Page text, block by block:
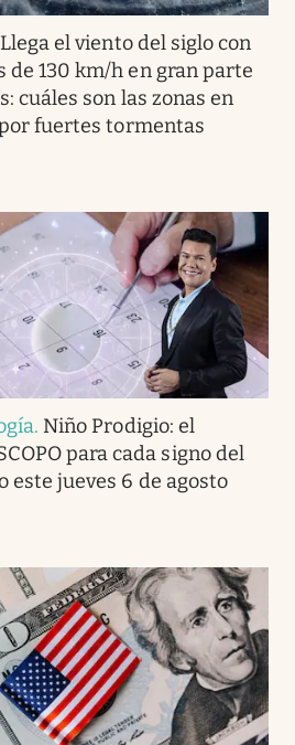
Llega el viento del siglo con
de 130 km/h en gran parte
cuáles son las zonas en
fuertes tormentas
. Niño Prodigio: el
para cada signo del
este jueves 6 de agosto